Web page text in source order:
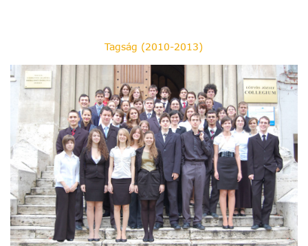
Tagság (2010-2013)